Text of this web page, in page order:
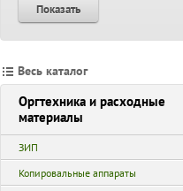
Показать
Весь каталог
Оргтехника и расходные
материалы
ЗИП
Копировальные аппараты